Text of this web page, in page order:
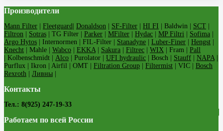
Производители
Mann Filter Fleetguard Donaldson SF-Filter HI FI | Baldwin | SCT
Filtron
Sotras | TG Filter | Parker MFilter Hydac MP Filtri Sofima
Argo Hytos | Internormen | FIL-Filter | Stanadyne Luber-Finer Hengst
Knecht | Mahle | Wabco EKKA| Sakura Filtrec WIX | Fram | Pall
| Kolbenschmidt | Alco | Purolator | UFI hydraulic | Bosch | Stauff NAPA|
Purflux | Ikron | Airfil | OMT | Filtration Group Filtermist | VIC | Bosch
Rexroth
Ливны
Контакты
Тел.: 8(925) 247-19-33
Работаем по всей России